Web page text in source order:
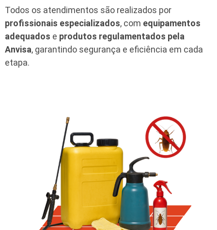
Todos os atendimentos são realizados por
profissionais especializados, com equipamentos
adequados e produtos regulamentados pela
Anvisa, garantindo segurança e eficiência em cada
etapa.